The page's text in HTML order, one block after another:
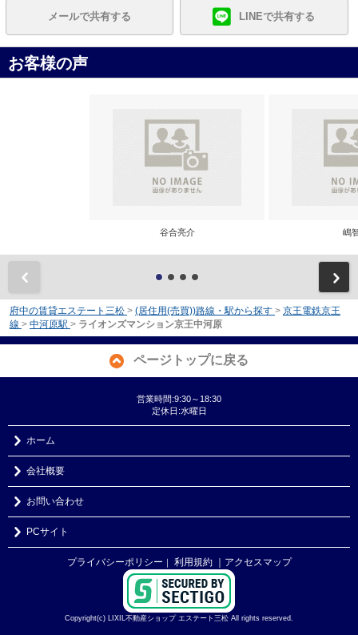
メールで共有する LINEで共有する
お客様の声
谷合亮介 嶋
府中の賃貸エステート三松 > (居住用(売買))路線・駅から探す > 京王電鉄京王
線 > 中河原駅 > ライオンズマンション京王中河原
ページトップに戻る
営業時間:9:30～18:30
定休日:水曜日
ホーム
会社概要
お問い合わせ
PCサイト
プライバシーポリシー 利用規約 ｜アクセスマップ
Copyright(c) LIXIL不動産ショップ エステート三松 All rights reserved.